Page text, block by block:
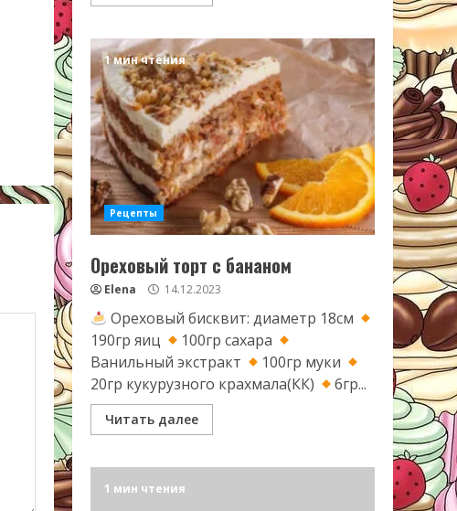
1 мин чтения
Рецепты
Ореховый торт с бананом
Elena 14.12.2023
Ореховый бисквит: диаметр 18см
190гр яиц
100гр сахара
Ванильный экстракт
100гр муки
20гр кукурузного крахмала(КК)
6гр...
Читать далее
1 мин чтения